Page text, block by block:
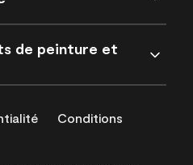
de peinture et
Conditions